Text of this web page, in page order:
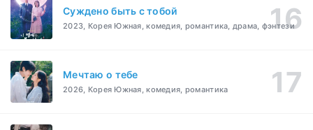
Суждено быть с тобой
2023, Корея Южная, комедия, романтика, драма, фэнтези
Мечтаю о тебе
2026, Корея Южная, комедия, романтика